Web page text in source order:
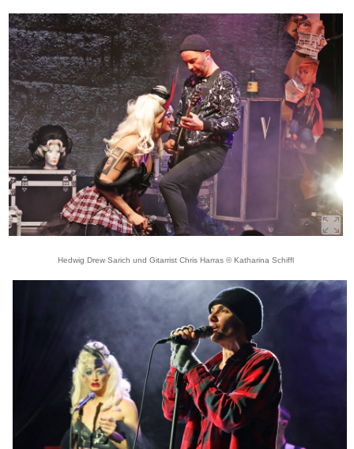
Hedwig Drew Sarich und Gitarrist Chris Harras © Katharina Schiffl